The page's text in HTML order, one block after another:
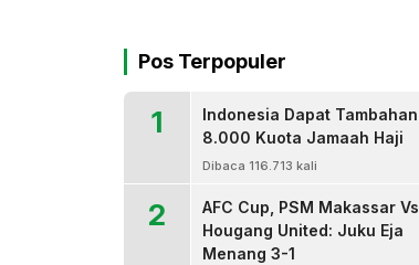
Pos Terpopuler
1
Indonesia Dapat Tambahan
8.000 Kuota Jamaah Haji
Dibaca 116.713 kali
2
AFC Cup, PSM Makassar Vs
Hougang United: Juku Eja
Menang 3-1